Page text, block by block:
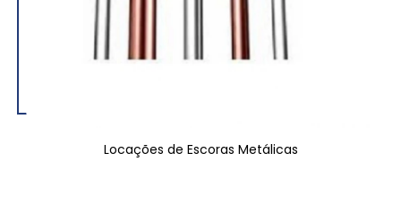
Locações de Escoras Metálicas